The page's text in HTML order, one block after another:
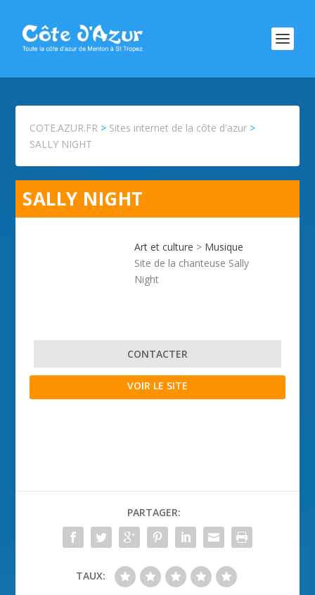
COTE.AZUR.FR > Sites internet de la côte d'azur >
SALLY NIGHT
SALLY NIGHT
Art et culture > Musique
Site de la chanteuse Sally
Night
CONTACTER
VOIR LE SITE
PARTAGER:
TAUX: